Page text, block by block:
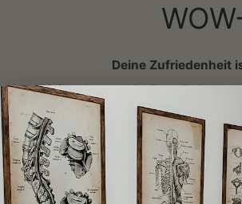
Deine Zufriedenheit
ohne Risiko:Du hast 30 Tage Zeit,
Versand? Immer gratis.Innerhalb
Nicht überzeugt? Geld zurück!Wenn